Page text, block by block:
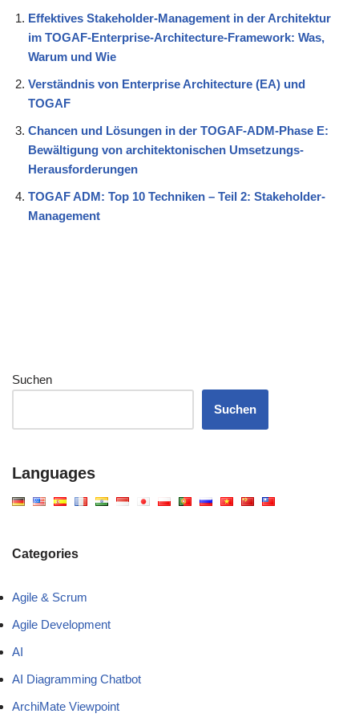
Effektives Stakeholder-Management in der Architektur
im TOGAF-Enterprise-Architecture-Framework: Was,
Warum und Wie
Verständnis von Enterprise Architecture (EA) und
TOGAF
Chancen und Lösungen in der TOGAF-ADM-Phase E:
Bewältigung von architektonischen Umsetzungs-
Herausforderungen
TOGAF ADM: Top 10 Techniken – Teil 2: Stakeholder-
Management
Suchen
Suchen
Languages
Categories
Agile & Scrum
Agile Development
AI
AI Diagramming Chatbot
ArchiMate Viewpoint